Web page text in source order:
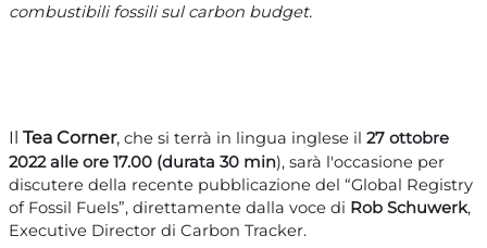
combustibili fossili sul carbon budget.
Il Tea Corner, che si terrà in lingua inglese il 27 ottobre
2022 alle ore 17.00 (durata 30 min), sarà l'occasione per
discutere della recente pubblicazione del “Global Registry
of Fossil Fuels”, direttamente dalla voce di Rob Schuwerk,
Executive Director di Carbon Tracker.